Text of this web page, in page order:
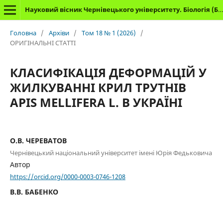
Науковий вісник Чернівецького університету. Біологія (Біологічні системи)
Головна / Архіви / Том 18 № 1 (2026)
/
ОРИГІНАЛЬНІ СТАТТІ
КЛАСИФІКАЦІЯ ДЕФОРМАЦІЙ У
ЖИЛКУВАННІ КРИЛ ТРУТНІВ
APIS MELLIFERA L. В УКРАЇНІ
О.В. ЧЕРЕВАТОВ
Чернівецький національний університет імені Юрія Федьковича
Автор
https://orcid.org/0000-0003-0746-1208
В.В. БАБЕНКО